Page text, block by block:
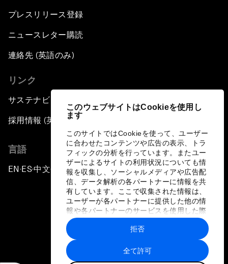
このウェブサイトはCookieを使用し
ます
このサイトではCookieを使って、ユーザー
に合わせたコンテンツや広告の表示、トラ
フィックの分析を行っています。またユー
ザーによるサイトの利用状況についても情
報を収集し、ソーシャルメディアや広告配
信、データ解析の各パートナーに情報を共
有しています。ここで収集された情報は、
ユーザーが各パートナーに提供した他の情
報や各パートナーのサービスを使用した際
に収集された情報と組み合わされ、各パー
トナーによって使用されることがありま
す。
全て許可
拒否
プレスリリース登録
ニュースレター購読
連絡先 (英語のみ)
リンク
サステナビリティへの取り組み
採用情報 (英語のみ)
言語
EN ▪ ES▪中文▪ 日本語
プライバシーポリシーと利用規約
サイトマップ